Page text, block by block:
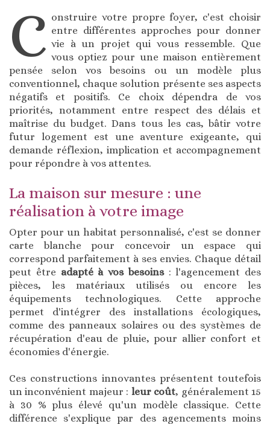
C onstruire votre propre foyer, c'est choisir
entre différentes approches pour donner
vie à un projet qui vous ressemble. Que
vous optiez pour une maison entièrement
pensée selon vos besoins ou un modèle plus
conventionnel, chaque solution présente ses aspects
négatifs et positifs. Ce choix dépendra de vos
priorités, notamment entre respect des délais et
maîtrise du budget. Dans tous les cas, bâtir votre
futur logement est une aventure exigeante, qui
demande réflexion, implication et accompagnement
pour répondre à vos attentes.
La maison sur mesure : une
réalisation à votre image
Opter pour un habitat personnalisé, c'est se donner
carte blanche pour concevoir un espace qui
correspond parfaitement à ses envies. Chaque détail
peut être adapté à vos besoins: l'agencement des
pièces, les matériaux utilisés ou encore les
équipements technologiques. Cette approche
permet d'intégrer des installations écologiques,
comme des panneaux solaires ou des systèmes de
récupération d'eau de pluie, pour allier confort et
économies d'énergie.
Ces constructions innovantes présentent toutefois
un inconvénient majeur : leur coût, généralement 15
à 30 % plus élevé qu'un modèle classique. Cette
différence s'explique par des agencements moins